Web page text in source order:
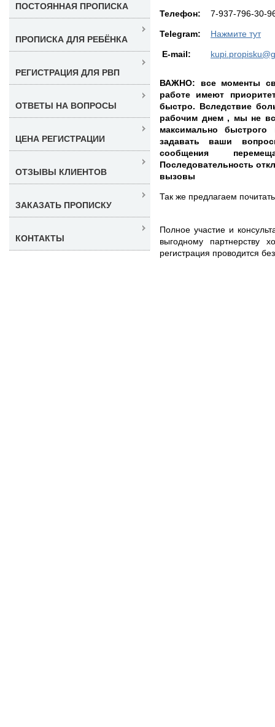
Teлефон: 7-937-796-30-
Telegram: Нажмите тут
E-mail:
ВАЖНО: все моменты
работе имеют
быстро. Вследствие
рабочим днем , мы не
максимально
задавать ваши
сообщения
Последовательность
вызовы
Так же предлагаем
Полное участие и
выгодному партнерству
регистрация проводится
ПОСТОЯННАЯ ПРОПИСКА
ПРОПИСКА ДЛЯ РЕБЁНКА
РЕГИСТРАЦИЯ ДЛЯ РВП
ОТВЕТЫ НА ВОПРОСЫ
ЦЕНА РЕГИСТРАЦИИ
ОТЗЫВЫ КЛИЕНТОВ
ЗАКАЗАТЬ ПРОПИСКУ
КОНТАКТЫ